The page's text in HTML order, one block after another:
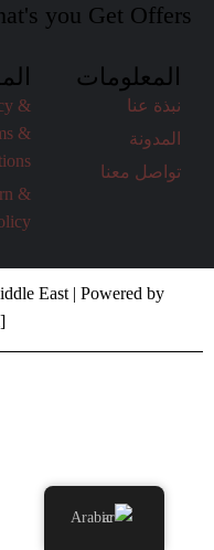
you Get Offers
المعلومات
نبذة عنا
المدونة
تواصل معنا
&
&
&
East | Powered by
Arabic